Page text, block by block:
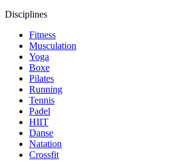
Disciplines
Fitness
Musculation
Yoga
Boxe
Pilates
Running
Tennis
Padel
HIIT
Danse
Natation
Crossfit